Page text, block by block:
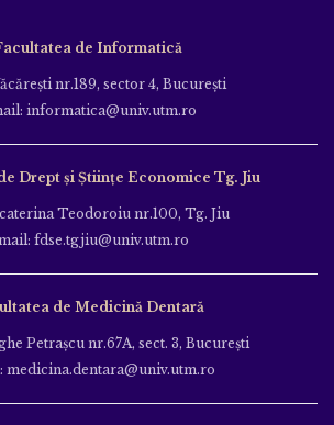
de Informatică
nr.189, sector 4, Bucureşti
informatica@univ.utm.ro
Drept și Științe Economice Tg. Jiu
Teodoroiu nr.100, Tg. Jiu
fdse.tgjiu@univ.utm.ro
de Medicină Dentară
Petraşcu nr.67A, sect. 3, Bucureşti
medicina.dentara@univ.utm.ro